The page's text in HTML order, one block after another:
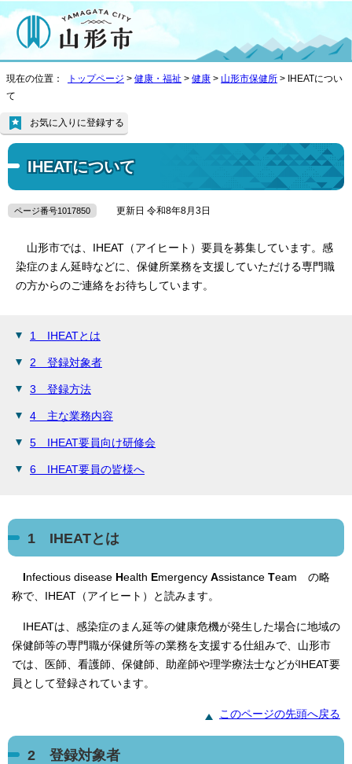
現在の位置： トップページ > 健康・福祉 > 健康 > 山形市保健所 > IHEATについ
て
IHEATについて
お気に入りに登録する
ページ番号1017850 更新日 令和8年8月3日
山形市では、IHEAT（アイヒート）要員を募集しています。感
染症のまん延時などに、保健所業務を支援していただける専門職
の方からのご連絡をお待ちしています。
1 IHEATとは
2 登録対象者
3 登録方法
4 主な業務内容
5 IHEAT要員向け研修会
6 IHEAT要員の皆様へ
1 IHEATとは
nfectious disease Health Emergency Assistance Team の略
称で、IHEAT（アイヒート）と読みます。
IHEATは、感染症のまん延等の健康危機が発生した場合に地域の
保健師等の専門職が保健所等の業務を支援する仕組みで、山形市
では、医師、看護師、保健師、助産師や理学療法士などがIHEAT要
員として登録されています。
このページの先頭へ戻る
2 登録対象者